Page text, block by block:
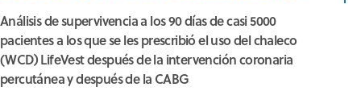
Análisis de supervivencia a los 90 días de casi 5000
pacientes a los que se les prescribió el uso del chaleco
(WCD) LifeVest después de la intervención coronaria
percutánea y después de la CABG